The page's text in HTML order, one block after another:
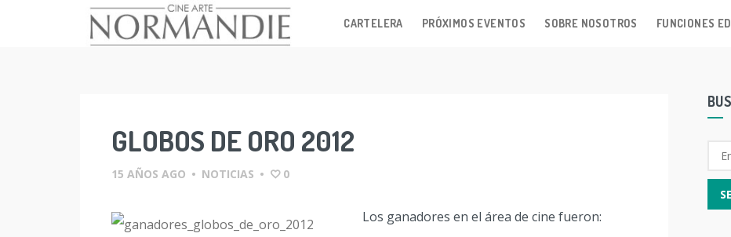
CARTELERA PRÓXIMOS EVENTOS SOBRE NOSOTROS FUNCIONES
GLOBOS DE ORO 2012
15 AÑOS AGO • NOTICIAS • 0
Los ganadores en el área de cine fueron: